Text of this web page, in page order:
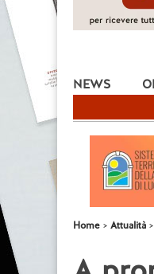
NEWS
Home Attualità